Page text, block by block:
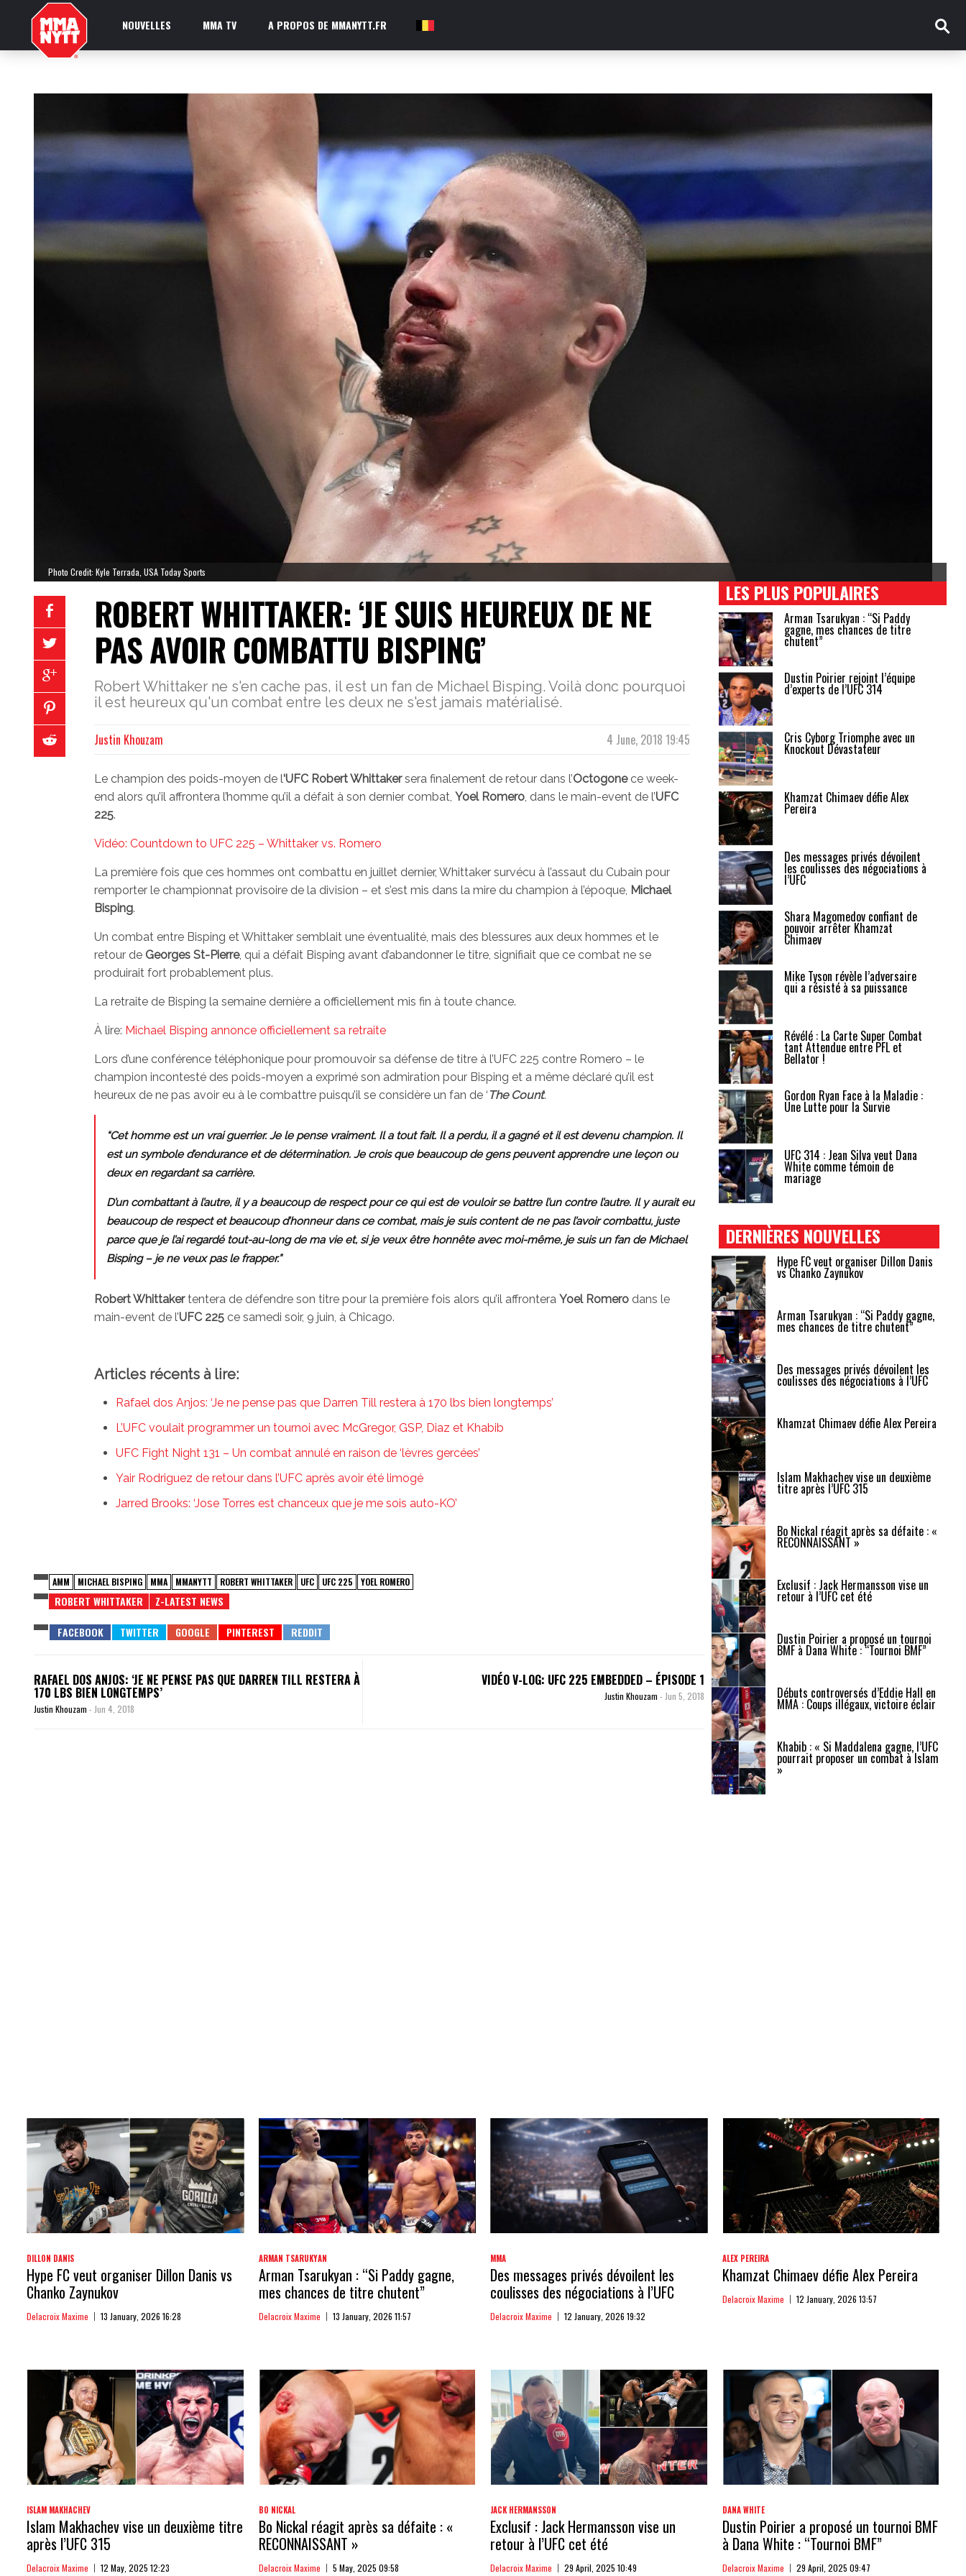
NOUVELLES MMA TV A PROPOS DE MMANYTT.FR FR
Photo Credit: Kyle Terrada, USA Today Sports
ROBERT WHITTAKER: ‘JE SUIS HEUREUX DE NE
PAS AVOIR COMBATTU BISPING’
Robert Whittaker ne s'en cache pas, il est un fan de Michael Bisping. Voilà donc pourquoi
il est heureux qu'un combat entre les deux ne s'est jamais matérialisé.
4 June, 2018 19:45
Justin Khouzam
Le champion des poids-moyen de l‘UFC Robert Whittakersera finalement de retour dans l’Octogonece week-
end alors qu’il affrontera l’homme qu’il a défait à son dernier combat, Yoel Romero, dans le main-event de l’UFC
225.
Vidéo: Countdown to UFC 225 – Whittaker vs. Romero
La première fois que ces hommes ont combattu en juillet dernier, Whittaker survécu à l’assaut du Cubain pour
remporter le championnat provisoire de la division – et s’est mis dans la mire du champion à l’époque, Michael
Bisping.
Un combat entre Bisping et Whittaker semblait une éventualité, mais des blessures aux deux hommes et le
retour de Georges St-Pierre, qui a défait Bisping avant d’abandonner le titre, signifiait que ce combat ne se
produirait fort probablement plus.
La retraite de Bisping la semaine dernière a officiellement mis fin à toute chance.
À lire: Michael Bisping annonce officiellement sa retraite
Lors d’une conférence téléphonique pour promouvoir sa défense de titre à l’UFC 225 contre Romero – le
champion incontesté des poids-moyen a exprimé son admiration pour Bisping et a même déclaré qu’il est
heureux de ne pas avoir eu à le combattre puisqu’il se considère un fan de ‘ The Count‘.
“Cet homme est un vrai guerrier. Je le pense vraiment. Il a tout fait. Il a perdu, il a gagné et il est devenu champion. Il
est un symbole d’endurance et de détermination. Je crois que beaucoup de gens peuvent apprendre une leçon ou
deux en regardant sa carrière.
D’un combattant à l’autre, il y a beaucoup de respect pour ce qui est de vouloir se battre l’un contre l’autre. Il y aurait eu
beaucoup de respect et beaucoup d’honneur dans ce combat, mais je suis content de ne pas l’avoir combattu, juste
parce que je l’ai regardé tout-au-long de ma vie et, si je veux être honnête avec moi-même, je suis un fan de Michael
Bisping – je ne veux pas le frapper.”
Robert Whittakertentera de défendre son titre pour la première fois alors qu’il affrontera Yoel Romero dans le
main-event de l’UFC 225 ce samedi soir, 9 juin, à Chicago.
Articles récents à lire:
Rafael dos Anjos: ‘Je ne pense pas que Darren Till restera à 170 lbs bien longtemps’
L’UFC voulait programmer un tournoi avec McGregor, GSP, Diaz et Khabib
UFC Fight Night 131 – Un combat annulé en raison de ‘lèvres gercées’
Yair Rodriguez de retour dans l’UFC après avoir été limogé
Jarred Brooks: ‘Jose Torres est chanceux que je me sois auto-KO’
AMM MICHAEL BISPING MMA MMANYTT ROBERT WHITTAKER UFC UFC 225 YOEL ROMERO
ROBERT WHITTAKER Z-LATEST NEWS
RAFAEL DOS ANJOS: ‘JE NE PENSE PAS QUE DARREN TILL RESTERA À
170 LBS BIEN LONGTEMPS’
Justin Khouzam - Jun 4, 2018
VIDÉO V-LOG: UFC 225 EMBEDDED – ÉPISODE 1
Justin Khouzam - Jun 5, 2018
LES PLUS POPULAIRES
Arman Tsarukyan : “Si Paddy
gagne, mes chances de titre
chutent”
Dustin Poirier rejoint l’équipe
d’experts de l’UFC 314
Cris Cyborg Triomphe avec un
Knockout Dévastateur
Khamzat Chimaev défie Alex
Pereira
Des messages privés dévoilent
les coulisses des négociations à
l’UFC
Shara Magomedov confiant de
pouvoir arrêter Khamzat
Chimaev
Mike Tyson révèle l’adversaire
qui a résisté à sa puissance
Révélé : La Carte Super Combat
tant Attendue entre PFL et
Bellator !
Gordon Ryan Face à la Maladie :
Une Lutte pour la Survie
UFC 314 : Jean Silva veut Dana
White comme témoin de
mariage
DERNIÈRES NOUVELLES
Hype FC veut organiser Dillon Danis
vs Chanko Zaynukov
Arman Tsarukyan : “Si Paddy gagne,
mes chances de titre chutent”
Des messages privés dévoilent les
coulisses des négociations à l’UFC
Khamzat Chimaev défie Alex Pereira
Islam Makhachev vise un deuxième
titre après l’UFC 315
Bo Nickal réagit après sa défaite : «
RECONNAISSANT »
Exclusif : Jack Hermansson vise un
retour à l’UFC cet été
Dustin Poirier a proposé un tournoi
BMF à Dana White : “Tournoi BMF”
Débuts controversés d’Eddie Hall en
MMA : Coups illégaux, victoire éclair
Khabib : « Si Maddalena gagne, l’UFC
pourrait proposer un combat à Islam
»
DILLON DANIS
Hype FC veut organiser Dillon Danis vs
Chanko Zaynukov
Delacroix Maxime 13 January, 2026 16:28
ARMAN TSARUKYAN
Arman Tsarukyan : “Si Paddy gagne,
mes chances de titre chutent”
Delacroix Maxime 13 January, 2026 11:57
MMA
Des messages privés dévoilent les
coulisses des négociations à l’UFC
Delacroix Maxime 12 January, 2026 19:32
ALEX PEREIRA
Khamzat Chimaev défie Alex Pereira
Delacroix Maxime 12 January, 2026 13:57
ISLAM MAKHACHEV
Islam Makhachev vise un deuxième titre
après l’UFC 315
Delacroix Maxime 12 May, 2025 12:23
BO NICKAL
Bo Nickal réagit après sa défaite : «
RECONNAISSANT »
Delacroix Maxime 5 May, 2025 09:58
JACK HERMANSSON
Exclusif : Jack Hermansson vise un
retour à l’UFC cet été
Delacroix Maxime 29 April, 2025 10:49
DANA WHITE
Dustin Poirier a proposé un tournoi BMF
à Dana White : “Tournoi BMF”
Delacroix Maxime 29 April, 2025 09:47